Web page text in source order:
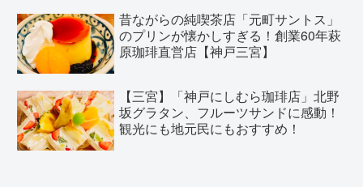
昔ながらの純喫茶店「元町サントス」
のプリンが懐かしすぎる！創業60年萩
原珈琲直営店【神戸三宮】
【三宮】「神戸にしむら珈琲店」北野
坂グラタン、フルーツサンドに感動！
観光にも地元民にもおすすめ！